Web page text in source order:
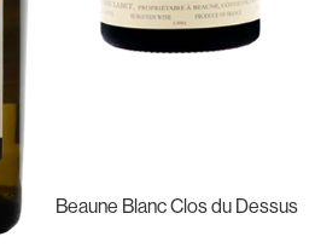
Beaune Blanc Clos du Dessus